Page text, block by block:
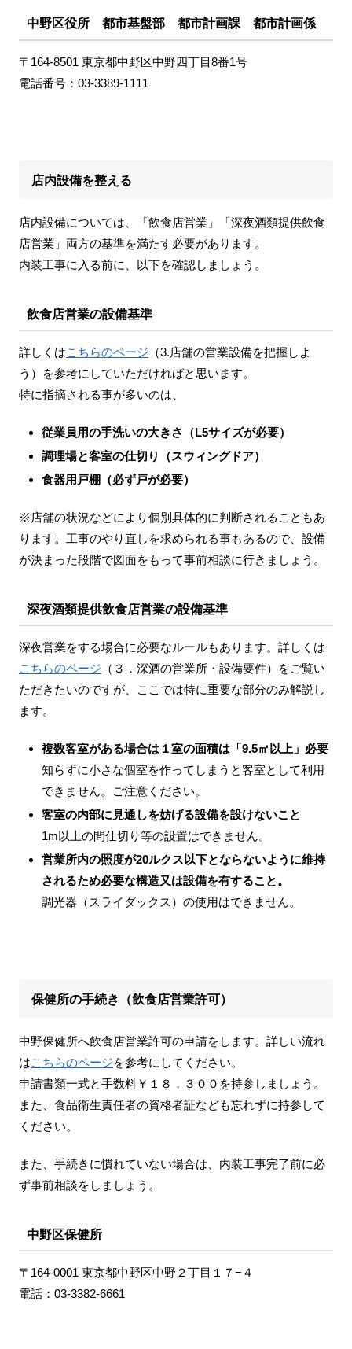
中野区役所 都市基盤部 都市計画課 都市計画係
〒164-8501 東京都中野区中野四丁目8番1号
電話番号：03-3389-1111
店内設備を整える
店内設備については、「飲食店営業」「深夜酒類提供飲食
店営業」両方の基準を満たす必要があります。
内装工事に入る前に、以下を確認しましょう。
飲食店営業の設備基準
詳しくはこちらのページ （3.店舗の営業設備を把握しよ
う）を参考にしていただければと思います。
特に指摘される事が多いのは、
従業員用の手洗いの大きさ（L5サイズが必要）
調理場と客室の仕切り（スウィングドア）
食器用戸棚（必ず戸が必要）
※店舗の状況などにより個別具体的に判断されることもあ
ります。工事のやり直しを求められる事もあるので、設備
が決まった段階で図面をもって事前相談に行きましょう。
深夜酒類提供飲食店営業の設備基準
深夜営業をする場合に必要なルールもあります。詳しくは
こちらのページ （３．深酒の営業所・設備要件）をご覧い
ただきたいのですが、ここでは特に重要な部分のみ解説し
ます。
複数客室がある場合は１室の面積は「9.5㎡以上」必要
知らずに小さな個室を作ってしまうと客室として利用
できません。ご注意ください。
客室の内部に見通しを妨げる設備を設けないこと
1m以上の間仕切り等の設置はできません。
営業所内の照度が20ルクス以下とならないように維持
されるため必要な構造又は設備を有すること。
調光器（スライダックス）の使用はできません。
保健所の手続き（飲食店営業許可）
中野保健所へ飲食店営業許可の申請をします。詳しい流れ
はこちらのページを参考にしてください。
申請書類一式と手数料￥１８，３００を持参しましょう。
また、食品衛生責任者の資格者証なども忘れずに持参して
ください。
また、手続きに慣れていない場合は、内装工事完了前に必
ず事前相談をしましょう。
中野区保健所
〒164-0001 東京都中野区中野２丁目１７−４
電話：03-3382-6661